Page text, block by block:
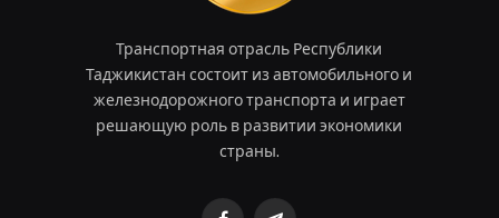
Транспортная отрасль Республики
Таджикистан состоит из автомобильного и
железнодорожного транспорта и играет
решающую роль в развитии экономики
страны.